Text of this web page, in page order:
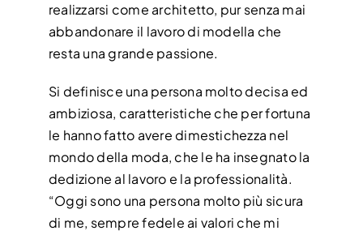
realizzarsi come architetto, pur senza mai
abbandonare il lavoro di modella che
resta una grande passione.
Si definisce una persona molto decisa ed
ambiziosa, caratteristiche che per fortuna
le hanno fatto avere dimestichezza nel
mondo della moda, che le ha insegnato la
dedizione al lavoro e la professionalità.
“Oggi sono una persona molto più sicura
di me, sempre fedele ai valori che mi